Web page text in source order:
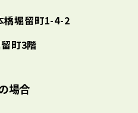
橋堀留町1-4-2
町3階
場合